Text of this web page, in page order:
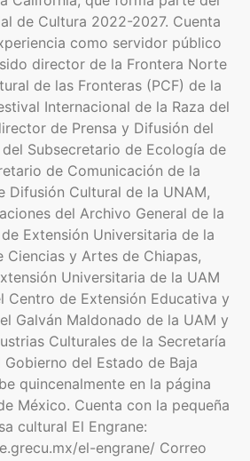
de Cultura 2022-2027. Cuenta
como servidor público
director de la Frontera Norte
de las Fronteras (PCF) de la
Internacional de la Raza del
de Prensa y Difusión del
Subsecretario de Ecología de
de Comunicación de la
Difusión Cultural de la UNAM,
del Archivo General de la
Extensión Universitaria de la
Ciencias y Artes de Chiapas,
Universitaria de la UAM
Centro de Extensión Educativa y
Galván Maldonado de la UAM y
Culturales de la Secretaría
del Estado de Baja
quincenalmente en la página
México. Cuenta con la pequeña
cultural El Engrane:
el-engrane/ Correo